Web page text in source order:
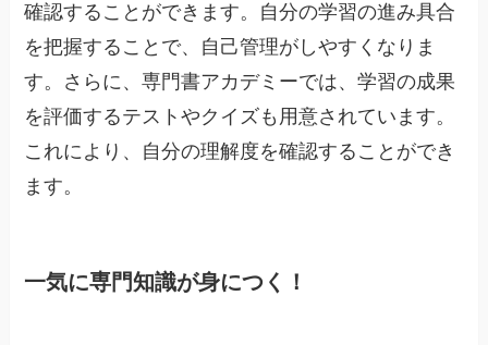
確認することができます。自分の学習の進み具合
を把握することで、自己管理がしやすくなりま
す。さらに、専門書アカデミーでは、学習の成果
を評価するテストやクイズも用意されています。
これにより、自分の理解度を確認することができ
ます。
一気に専門知識が身につく！